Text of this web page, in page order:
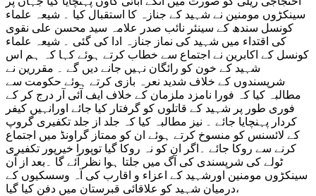
سینکڑوں مومنین نے شہید کے جنازہ کا استقبال کیا ۔ شیعہ علماء
کونسل سندھ کے سینئر نائب صدر علامہ سید محسن علی نقوی
کی اقتداء میں شہید کی نماز جنازہ ادا کی گئی ۔ شیعہ علماء
کونسل کے اکابرین نے اجتماع سے خطاب کرتے ہوئے کہا کہ ہم اس
شہید کے خون کو رائگان نہیں جانے دیں گے ۔ مقررین نے
شرپسندوں کے خلاف شدید نعرہ بازی کرتے ہوئے حکومت سے
مطالبہ کیا کہ فورا نامزد ملزمان کے خلاف ایف آئی آر درج کر کے
فوری طور پر شہید کے قاتلوں کو گرفتار کیا جائے اورانہیں کیفر
کردار پہنچایا جائے ۔ نیز مطالبہ کیا کہ جلد از جلد تکفیری گروپ
کے لائسنس کو منسوخ کرتے ہوئے ان کو ممتاز گراونڈ میں اجتماع
کرنے سے روکا جائے ۔اگر ان کو نہ روکا گیا توپورا خیرپور تکفیری
ٹولے کی شرپسندی کی آگ میں جلتا ہوا نظر آئے گا ۔بعد از آن
سینکڑوں مومنین اورشہید کے اعزاء و اقارب کی آہ وسسکیوں کے
درمیان شہید کو علاقائی قبرستان میں دفن کیا گیا،